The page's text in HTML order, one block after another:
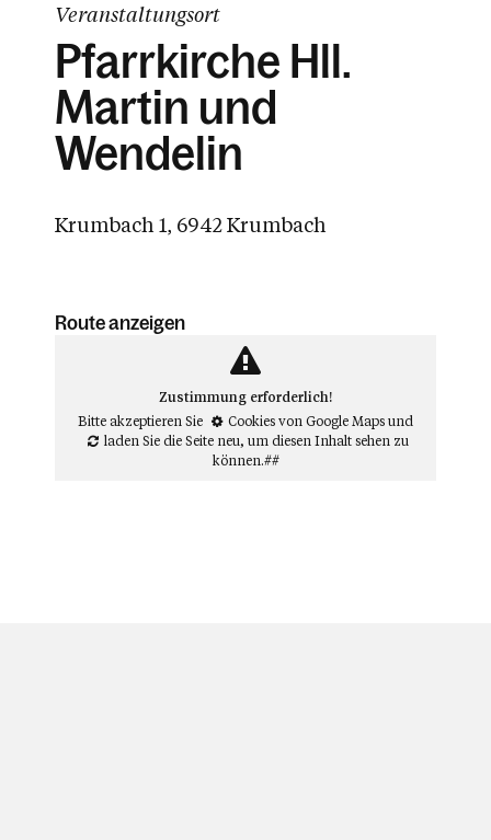
Veranstaltungsort
Pfarrkirche Hll.
Martin und
Wendelin
Krumbach 1, 6942 Krumbach
Route anzeigen
Zustimmung erforderlich!
Bitte akzeptieren Sie
Cookies von Google Mapsund
laden Sie die Seite neu, um diesen Inhalt sehen zu
können.##